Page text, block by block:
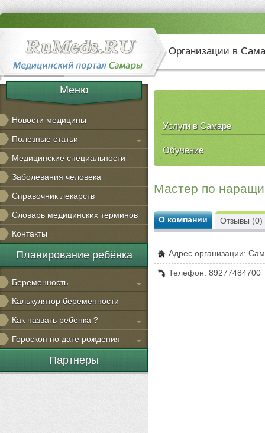
Организации в
Меню
Новости медицины
Полезные статьи
Медицинские специальности
Заболевания человека
Справочник лекарств
Словарь медицинских терминов
Контакты
Планирование ребёнка
Беременность
Калькулятор беременности
Как назвать ребенка ?
Гороскоп по дате рождения
Партнеры
Услуги в Самаре
Обучение
Мастер по
О компании
Адрес организации:
Телефон: 89277484700
Отзывы (0)